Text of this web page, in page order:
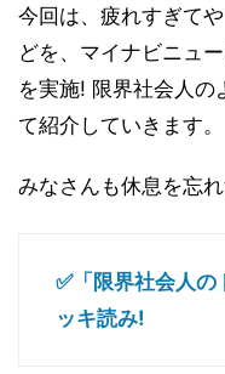
今回は、疲れすぎて
どを、マイナビニュ
を実施! 限界社会人の
て紹介していきます。
みなさんも休息を忘
✅「限界社会人の
ッキ読み!